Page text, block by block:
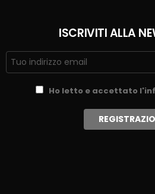
ISCRIVITI ALLA
Ho letto e accettato